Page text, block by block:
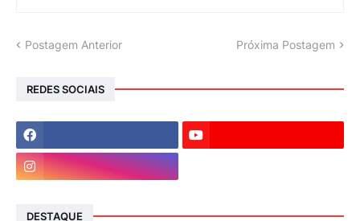
Postagem Anterior Próxima Postagem
REDES SOCIAIS
DESTAQUE